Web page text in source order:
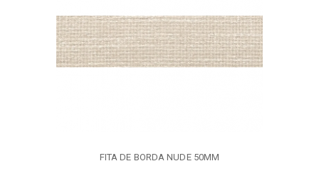
FITA DE BORDA NUDE 50MM